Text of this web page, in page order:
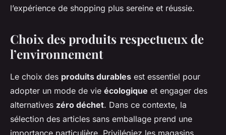
l’expérience de shopping plus sereine et réussie.
Choix des produits respectueux de
l’environnement
Le choix des produits durables est essentiel pour
adopter un mode de vie écologique et engager des
alternatives zéro déchet. Dans ce contexte, la
sélection des articles sans emballage prend une